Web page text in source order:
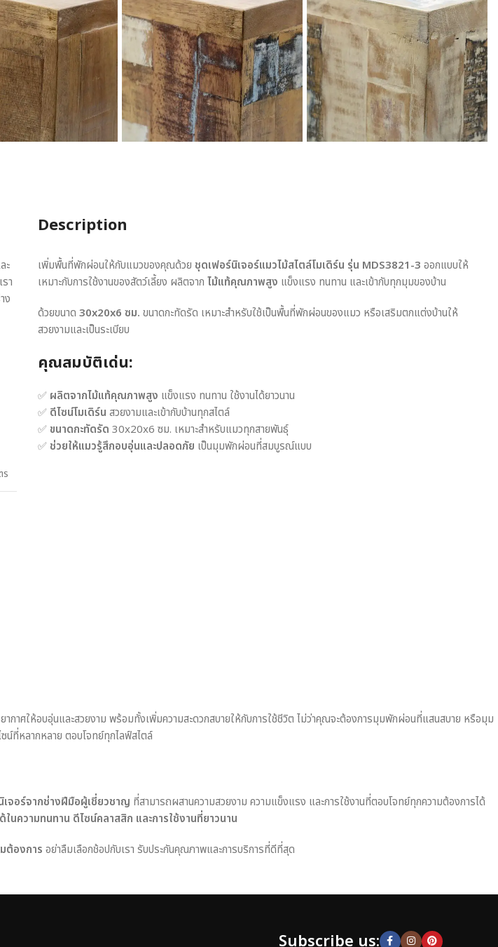
ะ
า
ง
ร
Description
เพิ่มพื้นที่พักผ่อนให้กับแมวของคุณด้วย ชุดเฟอร์นิเจอร์แมวไม้สไตล์โมเดิร์น รุ่น MDS3821-3 ออกแบบให้
เหมาะกับการใช้งานของสัตว์เลี้ยง ผลิตจาก ไม้แท้คุณภาพสูง แข็งแรง ทนทาน และเข้ากับทุกมุมของบ้าน
ด้วยขนาด 30x20x6 ซม. ขนาดกะทัดรัด เหมาะสำหรับใช้เป็นพื้นที่พักผ่อนของแมว หรือเสริมตกแต่งบ้านให้
สวยงามและเป็นระเบียบ
คุณสมบัติเด่น:
✅ ผลิตจากไม้แท้คุณภาพสูง แข็งแรง ทนทาน ใช้งานได้ยาวนาน
✅ ดีไซน์โมเดิร์น สวยงามและเข้ากับบ้านทุกสไตล์
✅ขนาดกะทัดรัด 30x20x6 ซม. เหมาะสำหรับแมวทุกสายพันธุ์
✅ช่วยให้แมวรู้สึกอบอุ่นและปลอดภัย เป็นมุมพักผ่อนที่สมบูรณ์แบบ
กาศให้อบอุ่นและสวยงาม พร้อมทั้งเพิ่มความสะดวกสบายให้กับการใช้ชีวิต ไม่ว่าคุณจะต้องการมุมพักผ่อนที่แสนสบาย หรือมุม
น์ที่หลากหลาย ตอบโจทย์ทุกไลฟ์สไตล์
เจอร์จากช่างฝีมือผู้เชี่ยวชาญ ที่สามารถผสานความสวยงาม ความแข็งแรง และการใช้งานที่ตอบโจทย์ทุกความต้องการได้
ในความทนทาน ดีไซน์คลาสสิก และการใช้งานที่ยาวนาน
ต้องการ อย่าลืมเลือกช้อปกับเรา รับประกันคุณภาพและการบริการที่ดีที่สุด
Subscribe us: